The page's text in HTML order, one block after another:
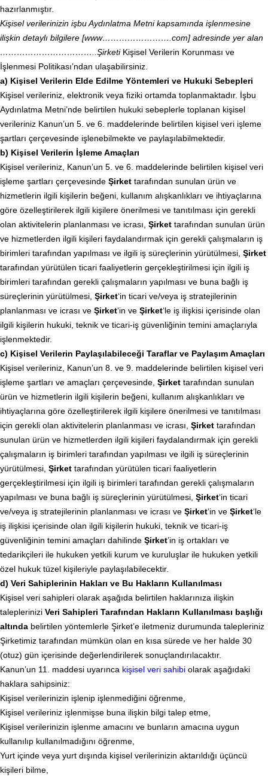
hazırlanmıştır.
Kişisel verilerinizin işbu Aydınlatma Metni kapsamında işlenmesine
ilişkin detaylı bilgilere [www…………………….com] adresinde yer alan
……………………………..ŞirketiKişisel Verilerin Korunması ve
İşlenmesi Politikası’ndan ulaşabilirsiniz.
a) Kişisel Verilerin Elde Edilme Yöntemleri ve Hukuki Sebepleri
Kişisel verileriniz, elektronik veya fiziki ortamda toplanmaktadır. İşbu
Aydınlatma Metni’nde belirtilen hukuki sebeplerle toplanan kişisel
verileriniz Kanun’un 5. ve 6. maddelerinde belirtilen kişisel veri işleme
şartları çerçevesinde işlenebilmekte ve paylaşılabilmektedir.
b) Kişisel Verilerin İşleme Amaçları
Kişisel verileriniz, Kanun’un 5. ve 6. maddelerinde belirtilen kişisel veri
işleme şartları çerçevesinde Şirket tarafından sunulan ürün ve
hizmetlerin ilgili kişilerin beğeni, kullanım alışkanlıkları ve ihtiyaçlarına
göre özelleştirilerek ilgili kişilere önerilmesi ve tanıtılması için gerekli
olan aktivitelerin planlanması ve icrası, Şirket tarafından sunulan ürün
ve hizmetlerden ilgili kişileri faydalandırmak için gerekli çalışmaların iş
birimleri tarafından yapılması ve ilgili iş süreçlerinin yürütülmesi, Şirket
tarafından yürütülen ticari faaliyetlerin gerçekleştirilmesi için ilgili iş
birimleri tarafından gerekli çalışmaların yapılması ve buna bağlı iş
süreçlerinin yürütülmesi, Şirket‘in ticari ve/veya iş stratejilerinin
planlanması ve icrası ve Şirket‘in ve Şirket‘le iş ilişkisi içerisinde olan
ilgili kişilerin hukuki, teknik ve ticari-iş güvenliğinin temini amaçlarıyla
işlenmektedir.
c) Kişisel Verilerin Paylaşılabileceği Taraflar ve Paylaşım Amaçları
Kişisel verileriniz, Kanun’un 8. ve 9. maddelerinde belirtilen kişisel veri
işleme şartları ve amaçları çerçevesinde, Şirket tarafından sunulan
ürün ve hizmetlerin ilgili kişilerin beğeni, kullanım alışkanlıkları ve
ihtiyaçlarına göre özelleştirilerek ilgili kişilere önerilmesi ve tanıtılması
için gerekli olan aktivitelerin planlanması ve icrası, Şirket tarafından
sunulan ürün ve hizmetlerden ilgili kişileri faydalandırmak için gerekli
çalışmaların iş birimleri tarafından yapılması ve ilgili iş süreçlerinin
yürütülmesi, Şirket tarafından yürütülen ticari faaliyetlerin
gerçekleştirilmesi için ilgili iş birimleri tarafından gerekli çalışmaların
yapılması ve buna bağlı iş süreçlerinin yürütülmesi, Şirket‘in ticari
ve/veya iş stratejilerinin planlanması ve icrası ve Şirket‘in ve Şirket‘le
iş ilişkisi içerisinde olan ilgili kişilerin hukuki, teknik ve ticari-iş
güvenliğinin temini amaçları dahilinde Şirket’in iş ortakları ve
tedarikçileri ile hukuken yetkili kurum ve kuruluşlar ile hukuken yetkili
özel hukuk tüzel kişileriyle paylaşılabilecektir.
d) Veri Sahiplerinin Hakları ve Bu Hakların Kullanılması
Kişisel veri sahipleri olarak aşağıda belirtilen haklarınıza ilişkin
taleplerinizi Veri Sahipleri Tarafından Hakların Kullanılması başlığı
altında belirtilen yöntemlerle Şirket’e iletmeniz durumunda talepleriniz
Şirketimiz tarafından mümkün olan en kısa sürede ve her halde 30
(otuz) gün içerisinde değerlendirilerek sonuçlandırılacaktır.
Kanun’un 11. maddesi uyarınca kişisel veri sahibi olarak aşağıdaki
haklara sahipsiniz:
Kişisel verilerinizin işlenip işlenmediğini öğrenme,
Kişisel verileriniz işlenmişse buna ilişkin bilgi talep etme,
Kişisel verilerinizin işlenme amacını ve bunların amacına uygun
kullanılıp kullanılmadığını öğrenme,
Yurt içinde veya yurt dışında kişisel verilerinizin aktarıldığı üçüncü
kişileri bilme,